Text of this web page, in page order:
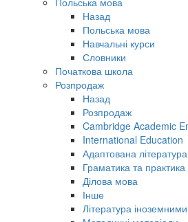
Назад
Польська мова
Навчальні курси
Словники
Початкова школа
Розпродаж
Назад
Розпродаж
Cambridge Academic
International Education
Адаптована література
Граматика та практика
Ділова мова
Інше
Література